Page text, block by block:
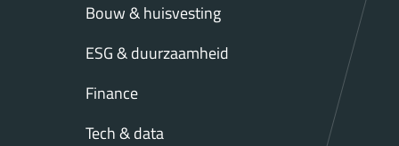
Bouw & huisvesting
ESG & duurzaamheid
Finance
Tech & data